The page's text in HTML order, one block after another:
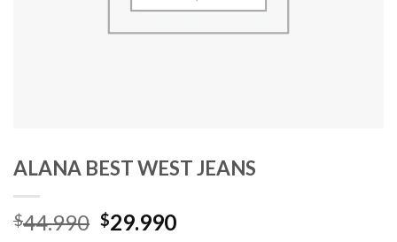
ALANA BEST WEST JEANS
$44.990 El
$29.990El